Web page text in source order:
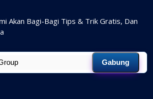
Akan Bagi-Bagi Tips & Trik Gratis, Dan
Gabung